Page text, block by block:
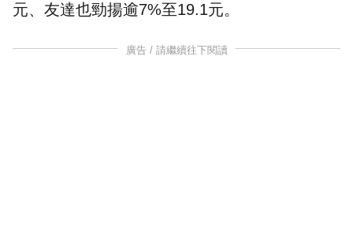
元、 友達也勁揚逾7%至19.1元。
廣告 / 請繼續往下閱讀